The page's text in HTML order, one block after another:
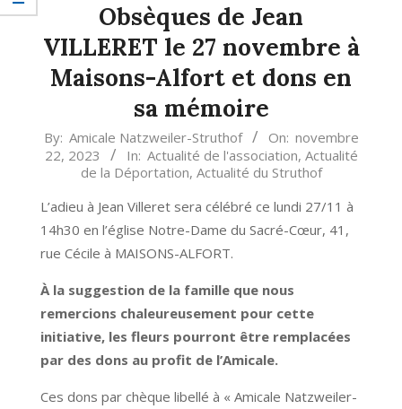
Obsèques de Jean
VILLERET le 27 novembre à
Maisons-Alfort et dons en
sa mémoire
2023-
11-
By: Amicale Natzweiler-Struthof On: novembre
22, 2023
In: Actualité de l'association, Actualité
de la Déportation, Actualité du Struthof
L’adieu à Jean Villeret sera célébré ce lundi 27/11 à
14h30 en l’église Notre-Dame du Sacré-Cœur, 41,
rue Cécile à MAISONS-ALFORT.
À la suggestion de la famille que nous
remercions chaleureusement pour cette
initiative, les fleurs pourront être remplacées
par des dons au profit de l’Amicale.
Ces dons par chèque libellé à « Amicale Natzweiler-